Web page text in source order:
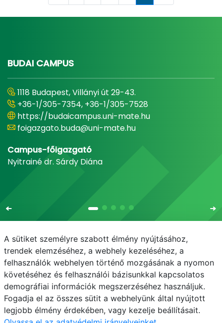
BUDAI CAMPUS
1118 Budapest, Villányi út 29-43.
+36-1/305-7354, +36-1/305-7528
https://budaicampus.uni-mate.hu
foigazgato.buda@uni-mate.hu
Campus-főigazgató
Nyitrainé dr. Sárdy Diána
E-mail Telefonkönyv NEPTUN
E-learning
Bejelentkezés
Adatvédelem
A sütiket személyre szabott élmény nyújtásához,
trendek elemzéséhez, a webhely kezeléséhez, a
felhasználók webhelyen történő mozgásának a nyomon
követéséhez és felhasználói bázisunkkal kapcsolatos
demográfiai információk megszerzéséhez használjuk.
Fogadja el az összes sütit a webhelyünk által nyújtott
legjobb élmény érdekében, vagy kezelje beállításait.